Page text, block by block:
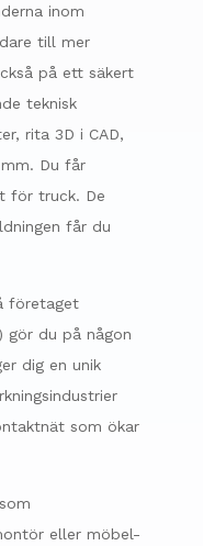
inom
till mer
på ett säkert
teknisk
rita 3D i CAD,
Du får
för truck. De
får du
företaget
gör du på någon
dig en unik
som ökar
eller möbel-